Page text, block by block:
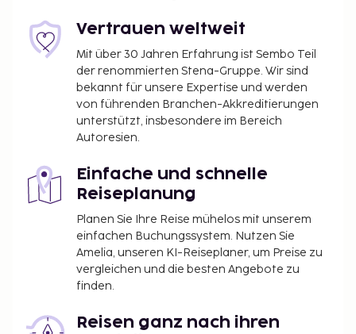
Vertrauen weltweit
Mit über 30 Jahren Erfahrung ist Sembo Teil
der renommierten Stena-Gruppe. Wir sind
bekannt für unsere Expertise und werden
von führenden Branchen-Akkreditierungen
unterstützt, insbesondere im Bereich
Autoresien.
Einfache und schnelle
Reiseplanung
Planen Sie Ihre Reise mühelos mit unserem
einfachen Buchungssystem. Nutzen Sie
Amelia, unseren KI-Reiseplaner, um Preise zu
vergleichen und die besten Angebote zu
finden.
Reisen ganz nach ihren